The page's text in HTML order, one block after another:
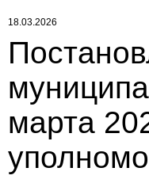
18.03.2026
марта